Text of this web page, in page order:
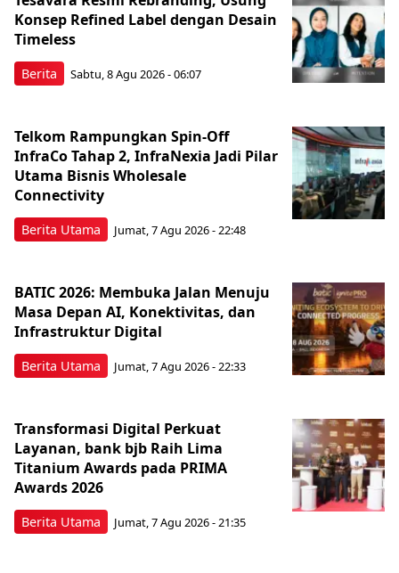
Berita
Konsep Refined Label dengan Desain
Timeless
Sabtu, 8 Agu 2026 - 06:07
Berita Utama
Telkom Rampungkan Spin-Off
InfraCo Tahap 2, InfraNexia Jadi Pilar
Utama Bisnis Wholesale
Connectivity
Jumat, 7 Agu 2026 - 22:48
Berita Utama
BATIC 2026: Membuka Jalan Menuju
Masa Depan AI, Konektivitas, dan
Infrastruktur Digital
Jumat, 7 Agu 2026 - 22:33
Berita Utama
Transformasi Digital Perkuat
Layanan, bank bjb Raih Lima
Titanium Awards pada PRIMA
Awards 2026
Jumat, 7 Agu 2026 - 21:35